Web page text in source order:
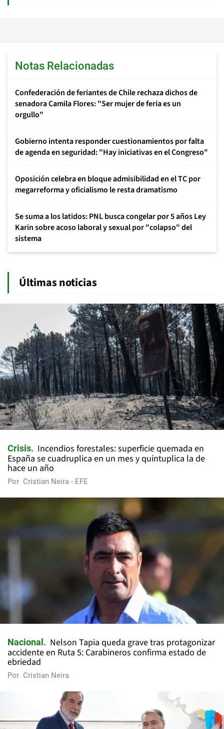
Notas Relacionadas
Confederación de feriantes de Chile rechaza dichos de
senadora Camila Flores: "Ser mujer de feria es un
orgullo"
Gobierno intenta responder cuestionamientos por falta
de agenda en seguridad: "Hay iniciativas en el Congreso"
Oposición celebra en bloque admisibilidad en el TC por
megarreforma y oficialismo le resta dramatismo
Se suma a los latidos: PNL busca congelar por 5 años Ley
Karin sobre acoso laboral y sexual por "colapso" del
sistema
Últimas noticias
Crisis
Incendios forestales: superficie quemada en
España se cuadruplica en un mes y quintuplica la de
hace un año
Por Cristian Neira - EFE
Nacional
Nelson Tapia queda grave tras protagonizar
accidente en Ruta 5: Carabineros confirma estado de
ebriedad
Por Cristian Neira